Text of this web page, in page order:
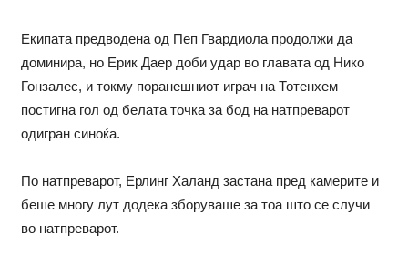
Екипата предводена од Пеп Гвардиола продолжи да
доминира, но Ерик Даер доби удар во главата од Нико
Гонзалес, и токму поранешниот играч на Тотенхем
постигна гол од белата точка за бод на натпреварот
одигран синоќа.
По натпреварот, Ерлинг Халанд застана пред камерите и
беше многу лут додека зборуваше за тоа што се случи
во натпреварот.